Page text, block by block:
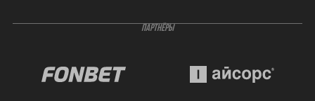
ПАРТНЁРЫ